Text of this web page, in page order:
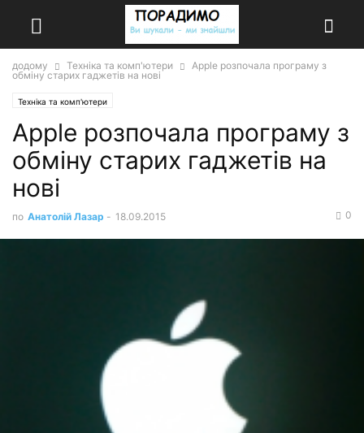
додому Техніка та комп'ютери
Apple розпочала програму з
обміну старих гаджетів на нові
Техніка та комп'ютери
Apple розпочала програму з
обміну старих гаджетів на
нові
по Анатолій Лазар - 18.09.2015 0